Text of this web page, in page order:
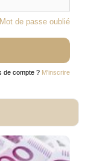
Mot de passe oublié
de compte ? M'inscrire